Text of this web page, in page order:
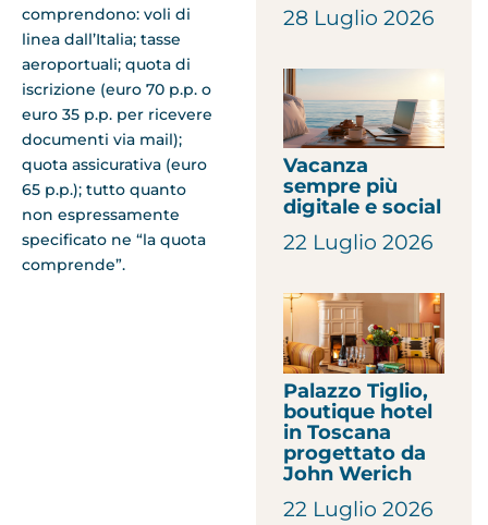
comprendono: voli di
linea dall’Italia; tasse
aeroportuali; quota di
iscrizione (euro 70 p.p. o
euro 35 p.p. per ricevere
documenti via mail);
quota assicurativa (euro
65 p.p.); tutto quanto
non espressamente
specificato ne “la quota
comprende”.
28 Luglio 2026
Vacanza
sempre più
digitale e social
22 Luglio 2026
Palazzo Tiglio,
boutique hotel
in Toscana
progettato da
John Werich
22 Luglio 2026